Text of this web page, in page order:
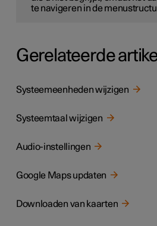
te navigeren in de
Gerelateerde
Systeemeenheden wijzigen
Systeemtaal wijzigen
Audio-instellingen
Google Maps updaten
Downloaden van kaarten